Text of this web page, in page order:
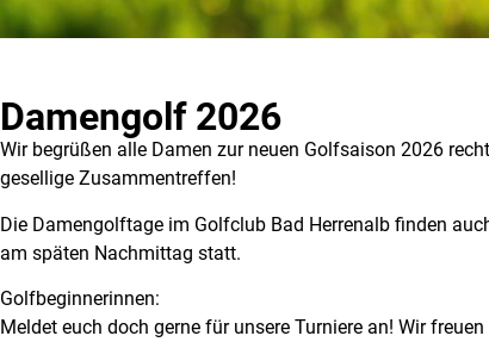
Damengolf 2026
Wir begrüßen alle Damen zur neuen Golfsaison 2026
gesellige Zusammentreffen!
Die Damengolftage im Golfclub Bad Herrenalb finden
am späten Nachmittag statt.
Golfbeginnerinnen:
Meldet euch doch gerne für unsere Turniere an! Wir